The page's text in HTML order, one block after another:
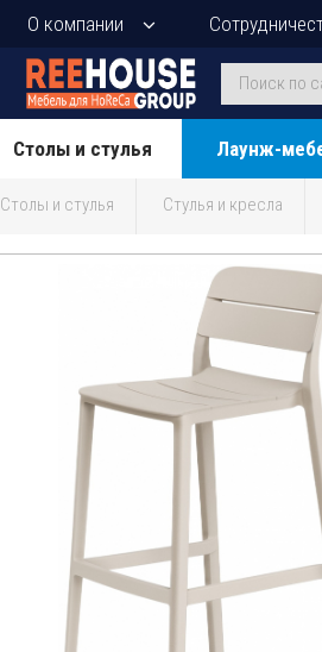
О компании
Столы и стулья Лаунж-
Столы и стулья Стулья и кресла